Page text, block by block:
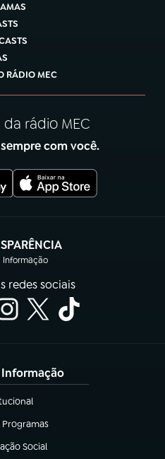
RÁDIO MEC
rádio MEC
com você.
Informação
(abre em nova aba)
redes sociais
em nova aba)
nova aba)
Social
nova aba)